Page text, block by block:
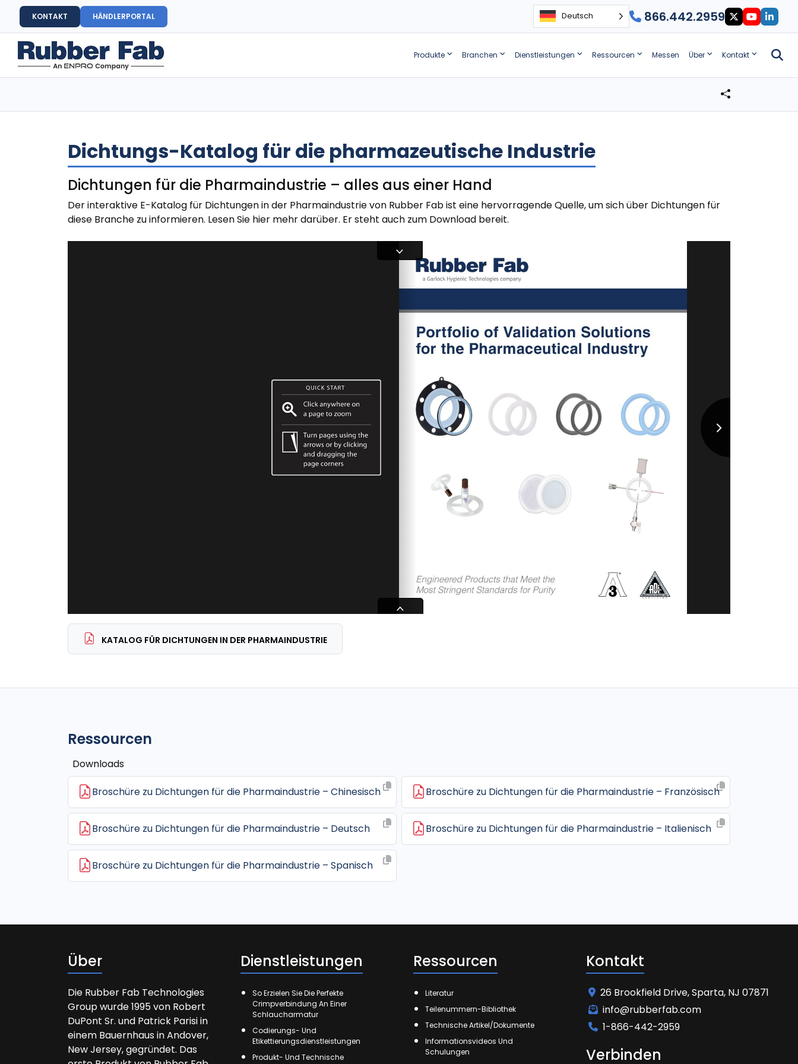
KONTAKT HÄNDLERPORTAL Deutsch 866.442.2959
Produkte Branchen Dienstleistungen Ressourcen Messen Über Kontakt
Dichtungs-Katalog für die pharmazeutische Industrie
Dichtungen für die Pharmaindustrie – alles aus einer Hand
Der interaktive E-Katalog für Dichtungen in der Pharmaindustrie von Rubber Fab ist eine hervorragende Quelle, um sich über Dichtungen für
diese Branche zu informieren. Lesen Sie hier mehr darüber. Er steht auch zum Download bereit.
KATALOG FÜR DICHTUNGEN IN DER PHARMAINDUSTRIE
Ressourcen
Downloads
Broschüre zu Dichtungen für die Pharmaindustrie – Chinesisch Broschüre zu Dichtungen für die Pharmaindustrie – Französisch
Broschüre zu Dichtungen für die Pharmaindustrie – Deutsch Broschüre zu Dichtungen für die Pharmaindustrie – Italienisch
Broschüre zu Dichtungen für die Pharmaindustrie – Spanisch
Über
Die Rubber Fab Technologies
Group wurde 1995 von Robert
DuPont Sr. und Patrick Parisi in
einem Bauernhaus in Andover,
New Jersey, gegründet. Das
Dienstleistungen
So Erzielen Sie Die Perfekte
Crimpverbindung An Einer
Schlaucharmatur
Codierungs- Und
Etikettierungsdienstleistungen
Produkt- Und Technische
Ressourcen
Literatur
Teilenummern-Bibliothek
Technische Artikel/Dokumente
Informationsvideos Und
Schulungen
Kontakt
26 Brookfield Drive, Sparta, NJ 07871
info@rubberfab.com
1-866-442-2959
Verbinden